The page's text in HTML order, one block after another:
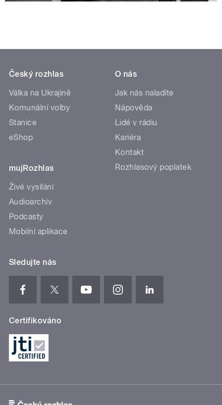
Český rozhlas
Válka na Ukrajině
Komunální volby
Stanice
eShop
mujRozhlas
Živé vysílání
Audioarchiv
Podcasty
Mobilní aplikace
O nás
Jak nás naladíte
Nápověda
Lidé v rádiu
Kariéra
Kontakt
Rozhlasový poplatek
Sledujte nás
Certifikováno